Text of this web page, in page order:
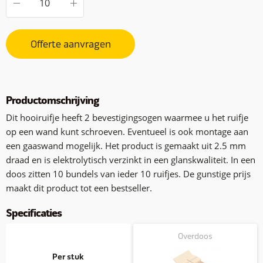
Offerte aanvragen
Productomschrijving
Dit hooiruifje heeft 2 bevestigingsogen waarmee u het ruifje
op een wand kunt schroeven. Eventueel is ook montage aan
een gaaswand mogelijk. Het product is gemaakt uit 2.5 mm
draad en is elektrolytisch verzinkt in een glanskwaliteit. In een
doos zitten 10 bundels van ieder 10 ruifjes. De gunstige prijs
maakt dit product tot een bestseller.
Specificaties
Per stuk
Overdoos